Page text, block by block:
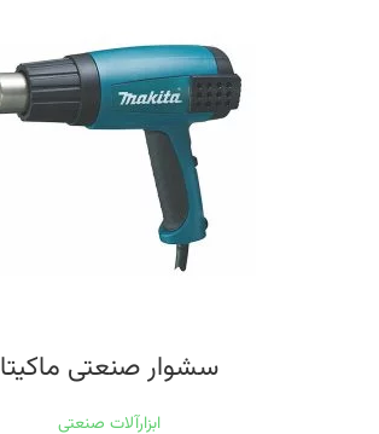
قطر صفحه
۱۱۵ میلی‌متر
- دسته و آچار - دفترچه راهنمای
سشوار صنعتی ماکیتا
ابزارآلات صنعتی